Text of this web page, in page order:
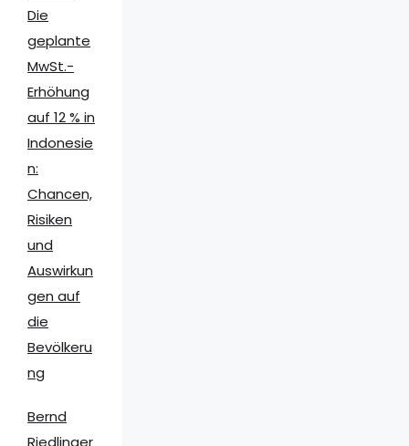
Die
geplante
MwSt.-
Erhöhung
auf 12 % in
Indonesie
n:
Chancen,
Risiken
und
Auswirkun
gen auf
die
Bevölkeru
ng
Bernd
Riedlinger